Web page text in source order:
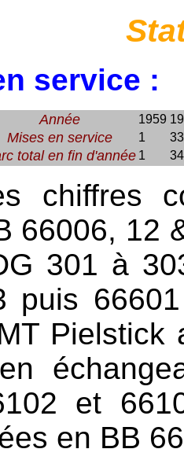
service :
Année 1959
Mises en service 1 33
total en fin d'année 1 34
chiffres
66006, 12
301 à
puis
Pielstick
et
en BB